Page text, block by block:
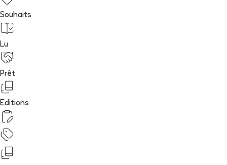
Souhaits
Lu
Prêt
Editions